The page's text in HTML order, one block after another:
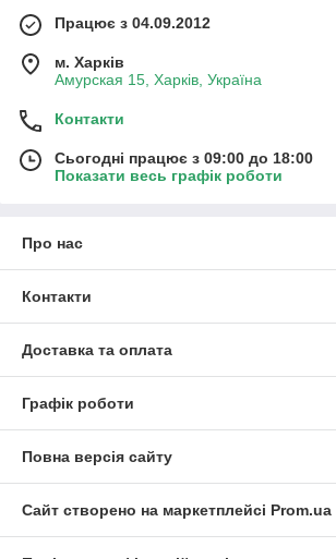
Працює з 04.09.2012
м. Харків
Амурская 15, Харків, Україна
Контакти
Сьогодні працює з 09:00 до 18:00
Показати весь графік роботи
Про нас
Контакти
Доставка та оплата
Графік роботи
Повна версія сайту
Сайт створено на маркетплейсі Prom.ua